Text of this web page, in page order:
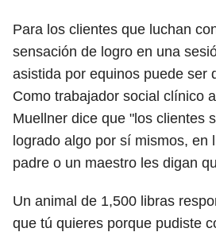
Para los clientes que luchan
sensación de logro en una
asistida por equinos puede ser
Como trabajador social clínico
Muellner dice que "los clientes
logrado algo por sí mismos, en
padre o un maestro les digan
Un animal de 1,500 libras
que tú quieres porque pudiste